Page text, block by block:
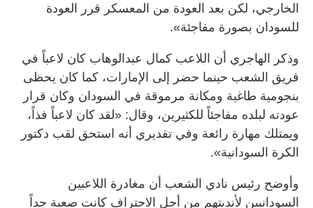
الخارجي، لكن بعد العودة من المعسكر قرر العودة
للسودان بصورة مفاجئة».
وذكر الهاجري أن اللاعب كمال عبدالوهاب كان لاعباً في
فريق الشعب حينما حضر إلى الإمارات، كما كان يحظى
بنجومية طاغية ومكانة مرموقة في السودان وكان قرار
عودته لبلده مفاجئاً للكثيرين، وقال: «لقد كان لاعباً فذاً،
ويمتلك مهارة رائعة وفي تقديري أنه استحق لقب دكتور
الكرة السودانية».
وأوضح رئيس نادي الشعب أن مغادرة اللاعبين
السودانيين لأنديتهم من أجل الاحتراف كانت صعبة جداً